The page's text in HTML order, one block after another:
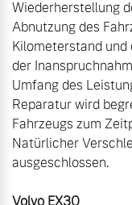
Wiederherstellung
Abnutzung des
Kilometerstand
der
Umfang des
Reparatur wird
Fahrzeugs zum
Natürlicher
ausgeschlossen.